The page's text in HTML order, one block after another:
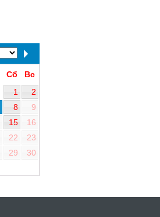
Сб
Вс
1
2
8
9
15
16
22
23
29
30